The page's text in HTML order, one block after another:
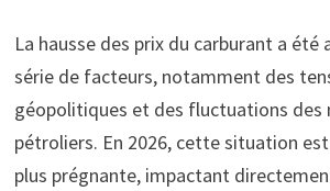
La hausse des prix du carburant a été
série de facteurs, notamment des
géopolitiques et des fluctuations des
pétroliers. En 2026, cette situation
plus prégnante, impactant